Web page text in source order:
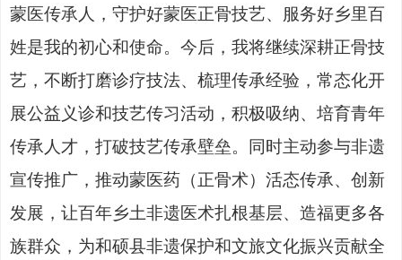
蒙医传承人，守护好蒙医正骨技艺、服务好乡里百
姓是我的初心和使命。今后，我将继续深耕正骨技
艺，不断打磨诊疗技法、梳理传承经验，常态化开
展公益义诊和技艺传习活动，积极吸纳、培育青年
传承人才，打破技艺传承壁垒。同时主动参与非遗
宣传推广，推动蒙医药（正骨术）活态传承、创新
发展，让百年乡土非遗医术扎根基层、造福更多各
族群众，为和硕县非遗保护和文旅文化振兴贡献全